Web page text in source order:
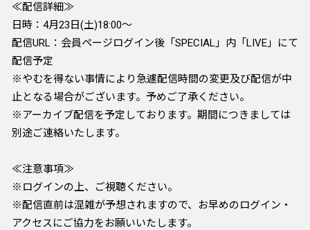
≪配信詳細≫
日時：4月23日(土)18:00～
配信URL：会員ページログイン後「SPECIAL」内「LIVE」にて
配信予定
※やむを得ない事情により急遽配信時間の変更及び配信が中
止となる場合がございます。予めご了承ください。
※アーカイブ配信を予定しております。期間につきましては
別途ご連絡いたします。
≪注意事項≫
※ログインの上、ご視聴ください。
※配信直前は混雑が予想されますので、お早めのログイン・
アクセスにご協力をお願いいたします。